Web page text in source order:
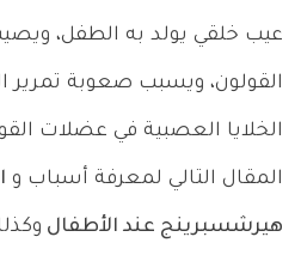
عيب خلقي يولد به الطفل،
القولون، ويسبب صعوبة تمرير
الخلايا العصبية في عضلات
المقال التالي لمعرفة أسباب و
هيرشسبرينج عند الأطفال